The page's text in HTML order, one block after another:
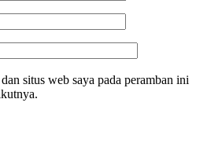
situs web saya pada peramban ini